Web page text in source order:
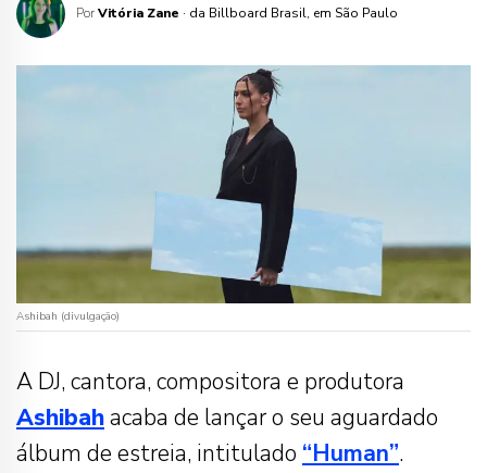
PorVitória Zane · da Billboard Brasil, em São Paulo
Ashibah (divulgação)
A DJ, cantora, compositora e produtora
Ashibahacaba de lançar o seu aguardado
álbum de estreia, intitulado “Human”.